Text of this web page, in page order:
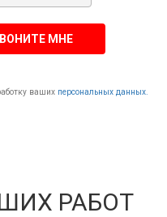
ваших персональных данных.
РАБОТ